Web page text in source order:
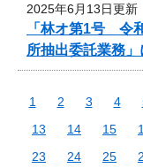
2025年6月13日更新
「林オ第1号 令
所抽出委託業務
1 2 3 4
13
14 15
23
24 25